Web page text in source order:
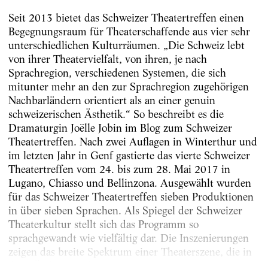
Seit 2013 bietet das Schweizer Theatertreffen einen
Begegnungsraum für Theaterschaffende aus vier sehr
unterschiedlichen Kulturräumen. „Die Schweiz lebt
von ihrer Theatervielfalt, von ihren, je nach
Sprachregion, verschiedenen Systemen, die sich
mitunter mehr an den zur Sprachregion zugehörigen
Nachbarländern orientiert als an einer genuin
schweizerischen Ästhetik.“ So beschreibt es die
Dramaturgin Joëlle Jobin im Blog zum Schweizer
Theatertreffen. Nach zwei Auflagen in Winterthur und
im letzten Jahr in Genf gastierte das vierte Schweizer
Theatertreffen vom 24. bis zum 28. Mai 2017 in
Lugano, Chiasso und Bellinzona. Ausgewählt wurden
für das Schweizer Theatertreffen sieben Produktionen
in über sieben Sprachen. Als Spiegel der Schweizer
Theaterkultur stellt sich das Programm so
sprachgewandt wie vielfältig dar. Die Inszenierungen
zeigen das breite Spektrum einer Theaterszene, die in